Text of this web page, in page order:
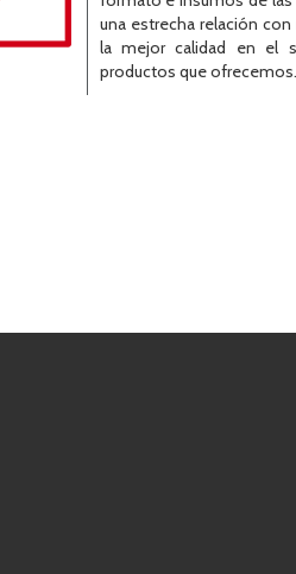
una estrecha relación
la mejor calidad en el
productos que ofrecemos.